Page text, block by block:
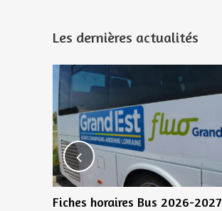
Les dernières actualités
Fiches horaires Bus 2026-2027